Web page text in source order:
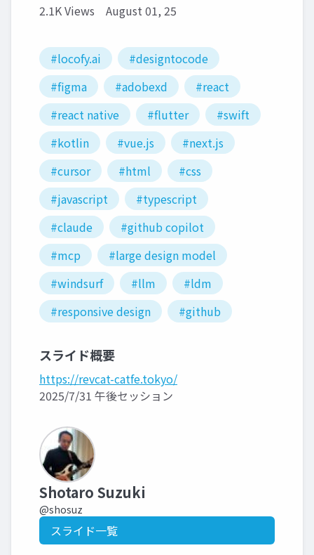
2.1K Views August 01, 25
#locofy.ai
#designtocode
#figma
#adobexd
#react
#react native
#flutter
#swift
#kotlin
#vue.js
#next.js
#cursor
#html
#css
#javascript
#typescript
#claude
#github copilot
#mcp
#large design model
#windsurf
#llm
#ldm
#responsive design
#github
スライド概要
https://revcat-catfe.tokyo/
2025/7/31 午後セッション
Shotaro Suzuki
@shosuz
スライド一覧